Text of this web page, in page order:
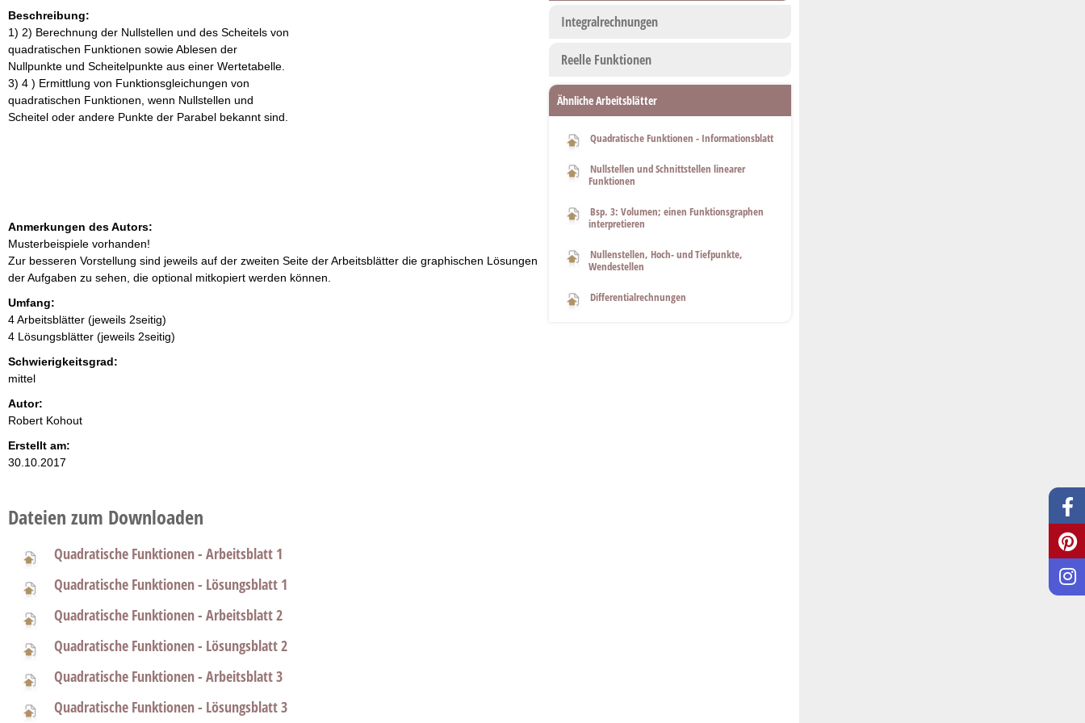
Beschreibung:
1) 2) Berechnung der Nullstellen und des Scheitels von
quadratischen Funktionen sowie Ablesen der
Nullpunkte und Scheitelpunkte aus einer Wertetabelle.
3) 4 ) Ermittlung von Funktionsgleichungen von
quadratischen Funktionen, wenn Nullstellen und
Scheitel oder andere Punkte der Parabel bekannt sind.
Anmerkungen des Autors:
Musterbeispiele vorhanden!
Zur besseren Vorstellung sind jeweils auf der zweiten Seite der Arbeitsblätter die graphischen Lösungen
der Aufgaben zu sehen, die optional mitkopiert werden können.
Umfang:
4 Arbeitsblätter (jeweils 2seitig)
4 Lösungsblätter (jeweils 2seitig)
Schwierigkeitsgrad:
mittel
Autor:
Robert Kohout
Erstellt am:
30.10.2017
Dateien zum Downloaden
Quadratische Funktionen - Arbeitsblatt 1
Quadratische Funktionen - Lösungsblatt 1
Quadratische Funktionen - Arbeitsblatt 2
Quadratische Funktionen - Lösungsblatt 2
Quadratische Funktionen - Arbeitsblatt 3
Quadratische Funktionen - Lösungsblatt 3
Integralrechnungen
Reelle Funktionen
Ähnliche Arbeitsblätter
Quadratische Funktionen - Informationsblatt
Nullstellen und Schnittstellen linearer
Funktionen
Bsp. 3: Volumen; einen Funktionsgraphen
interpretieren
Nullenstellen, Hoch- und Tiefpunkte,
Wendestellen
Differentialrechnungen